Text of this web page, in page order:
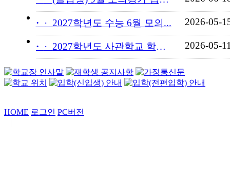
· 2027학년도 수능 6월 모의... 2026-05-
· 2027학년도 사관학교 학교장... 2026-05-
HOME 로그인 PC버전